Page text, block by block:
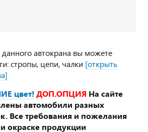
данного автокрана вы можете
стропы, цепи, чалки [открыть
цвет! ДОП.ОПЦИЯ На сайте
автомобили разных
Все требования и пожелания
окраске продукции